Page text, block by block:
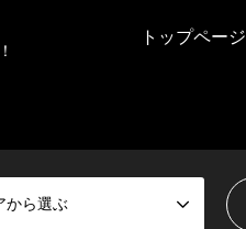
トップページ
から選ぶ